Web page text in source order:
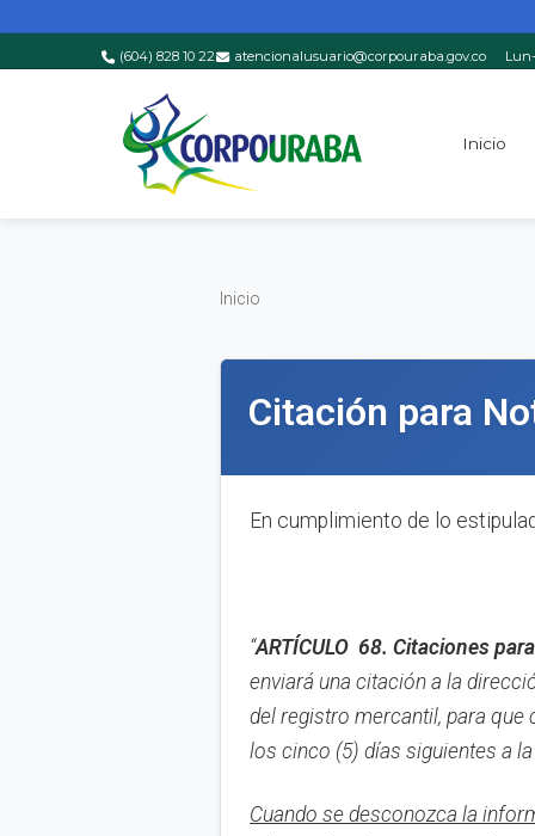
Saltar al contenido principal
(604) 828 10 22 atencionalusuario@corpouraba.gov.co
Inicio
Inicio
Inicio
Citación para
En cumplimiento de lo
“ARTÍCULO 68. Citaciones
enviará una citación a la
del registro mercantil, para que
los cinco (5) días siguientes a
Cuando se desconozca la